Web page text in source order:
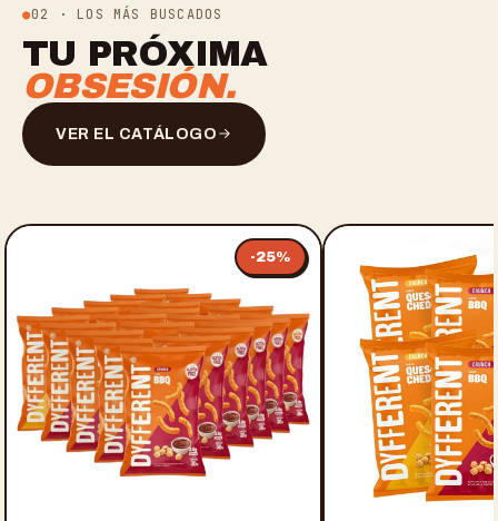
02 · LOS MÁS BUSCADOS
TU PRÓXIMA
OBSESIÓN.
VER EL CATÁLOGO
-25%